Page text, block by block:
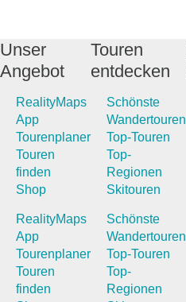
Unser
Angebot
RealityMaps
App
Tourenplaner
Touren
finden
Shop
RealityMaps
App
Tourenplaner
Touren
finden
Touren
entdecken
Schönste
Wandertouren
Top-Touren
Top-
Regionen
Skitouren
Schönste
Wandertouren
Top-Touren
Top-
Regionen